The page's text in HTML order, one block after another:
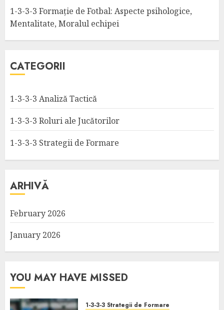
1-3-3-3 Formație de Fotbal: Aspecte psihologice,
Mentalitate, Moralul echipei
CATEGORII
1-3-3-3 Analiză Tactică
1-3-3-3 Roluri ale Jucătorilor
1-3-3-3 Strategii de Formare
ARHIVĂ
February 2026
January 2026
YOU MAY HAVE MISSED
1-3-3-3 Strategii de Formare